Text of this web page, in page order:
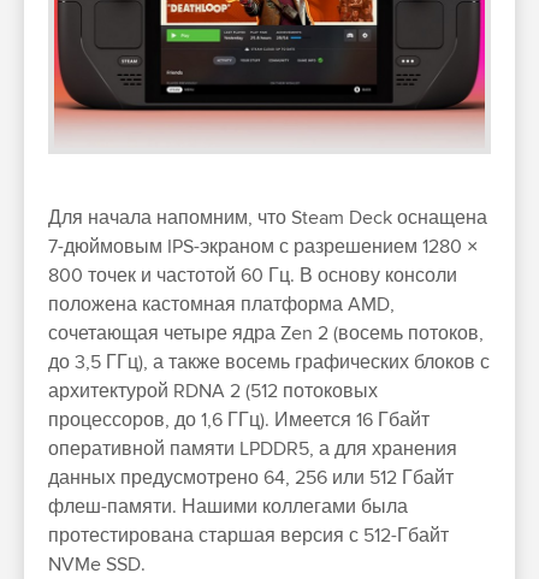
Для начала напомним, что Steam Deck оснащена
7-дюймовым IPS-экраном с разрешением 1280 ×
800 точек и частотой 60 Гц. В основу консоли
положена кастомная платформа AMD,
сочетающая четыре ядра Zen 2 (восемь потоков,
до 3,5 ГГц), а также восемь графических блоков с
архитектурой RDNA 2 (512 потоковых
процессоров, до 1,6 ГГц). Имеется 16 Гбайт
оперативной памяти LPDDR5, а для хранения
данных предусмотрено 64, 256 или 512 Гбайт
флеш-памяти. Нашими коллегами была
протестирована старшая версия с 512-Гбайт
NVMe SSD.